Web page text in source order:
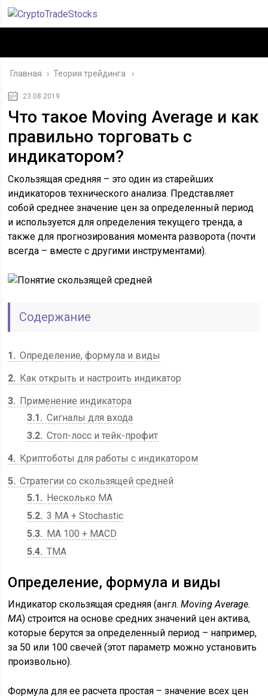
Главная › Теория трейдинга
23.08.2019
Что такое Moving Average и как
правильно торговать с
индикатором?
Скользящая средняя – это один из старейших
индикаторов технического анализа. Представляет
собой среднее значение цен за определенный период
и используется для определения текущего тренда, а
также для прогнозирования момента разворота (почти
всегда – вместе с другими инструментами).
Содержание
1
Определение, формула и виды
2
Как открыть и настроить индикатор
3
Применение индикатора
3.1
Сигналы для входа
3.2 Стоп-лосс и тейк-профит
4
Криптоботы для работы с индикатором
5 Стратегии со скользящей средней
5.1
Несколько MA
5.2 3 MA + Stochastic
5.3
MA 100 + MACD
5.4 TMA
Определение, формула и виды
Индикатор скользящая средняя (англ.Moving Average.
MA) строится на основе средних значений цен актива,
которые берутся за определенный период – например,
за 50 или 100 свечей (этот параметр можно установить
произвольно).
Формула для ее расчета простая – значение всех цен